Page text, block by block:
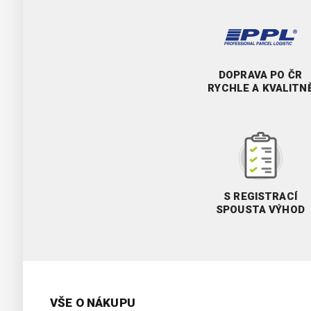
DOPRAVA PO ČR
RYCHLE A
S REGISTRACÍ
SPOUSTA VÝHOD
VŠE O NÁKUPU